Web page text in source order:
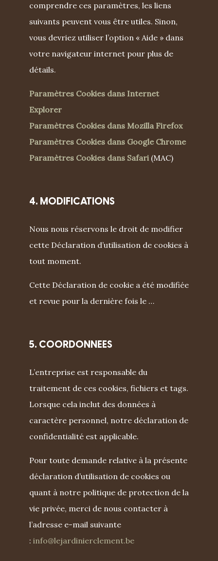
comprendre ces paramètres, les liens
suivants peuvent vous être utiles. Sinon,
vous devriez utiliser l’option « Aide » dans
votre navigateur internet pour plus de
détails.
Paramètres Cookies dans Internet
Explorer
Paramètres Cookies dans Mozilla Firefox
Paramètres Cookies dans Google Chrome
Paramètres Cookies dans Safari (MAC)
4. MODIFICATIONS
Nous nous réservons le droit de modifier
cette Déclaration d’utilisation de cookies à
tout moment.
Cette Déclaration de cookie a été modifiée
et revue pour la dernière fois le …
5. COORDONNEES
L’entreprise est responsable du
traitement de ces cookies, fichiers et tags.
Lorsque cela inclut des données à
caractère personnel, notre déclaration de
confidentialité est applicable.
Pour toute demande relative à la présente
déclaration d’utilisation de cookies ou
quant à notre politique de protection de la
vie privée, merci de nous contacter à
l’adresse e-mail suivante
: info@lejardinierclement.be